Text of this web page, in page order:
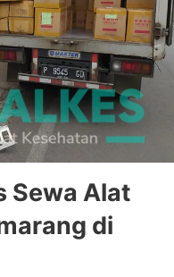
Sewa Alat
di